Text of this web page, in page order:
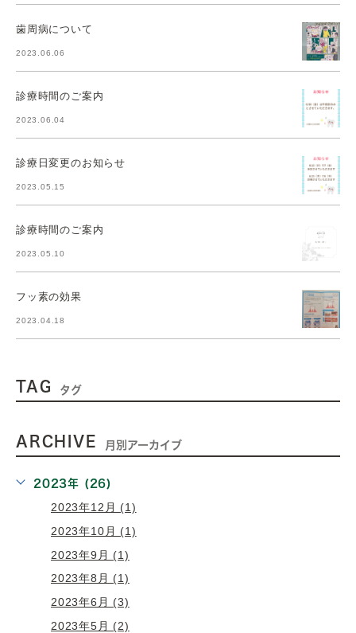
歯周病について
2023.06.06
診療時間のご案内
2023.06.04
診療日変更のお知らせ
2023.05.15
診療時間のご案内
2023.05.10
フッ素の効果
2023.04.18
TAG タグ
ARCHIVE 月別アーカイブ
2023年 (26)
2023年12月 (1)
2023年10月 (1)
2023年9月 (1)
2023年8月 (1)
2023年6月 (3)
2023年5月 (2)